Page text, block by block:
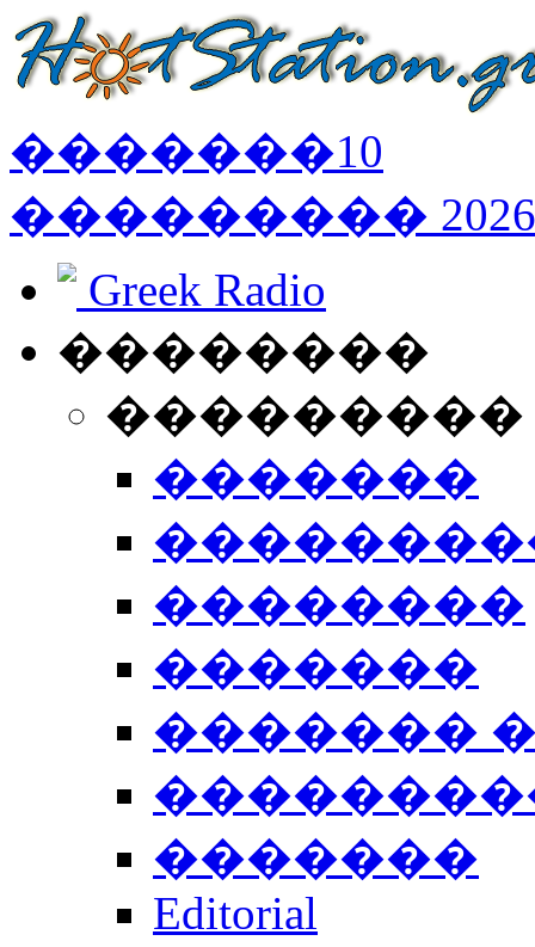
�������10
��������� 2026
Greek Radio
��������
�������
��������
�������
�������
�������
Editorial